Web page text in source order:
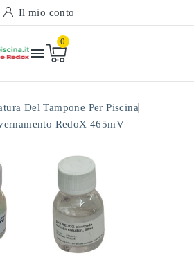
Il mio conto

0
Del Tampone Per Piscina
RedoX 465mV